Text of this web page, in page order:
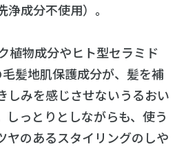
成分不使用）。
植物成分やヒト型セラミド
毛髪地肌保護成分が、髪を補
しみを感じさせないうるおい
しっとりとしながらも、使う
ヤのあるスタイリングのしや